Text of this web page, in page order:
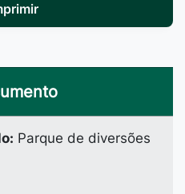
Parque de diversões